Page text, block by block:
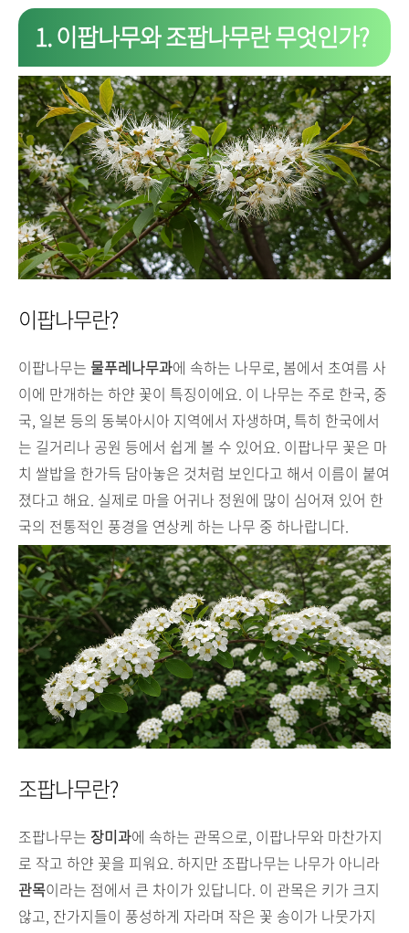
1. 이팝나무와 조팝나무란 무엇인가?
이팝나무란?
이팝나무는 물푸레나무과에 속하는 나무로, 봄에서 초여름 사
이에 만개하는 하얀 꽃이 특징이에요. 이 나무는 주로 한국, 중
국, 일본 등의 동북아시아 지역에서 자생하며, 특히 한국에서
는 길거리나 공원 등에서 쉽게 볼 수 있어요. 이팝나무 꽃은 마
치 쌀밥을 한가득 담아놓은 것처럼 보인다고 해서 이름이 붙여
졌다고 해요. 실제로 마을 어귀나 정원에 많이 심어져 있어 한
국의 전통적인 풍경을 연상케 하는 나무 중 하나랍니다.
조팝나무란?
조팝나무는 장미과에 속하는 관목으로, 이팝나무와 마찬가지
로 작고 하얀 꽃을 피워요. 하지만 조팝나무는 나무가 아니라
관목이라는 점에서 큰 차이가 있답니다. 이 관목은 키가 크지
않고, 잔가지들이 풍성하게 자라며 작은 꽃 송이가 나뭇가지